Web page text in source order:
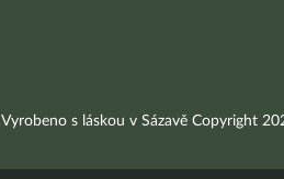
Vyrobeno s láskou v Sázavě Copyright